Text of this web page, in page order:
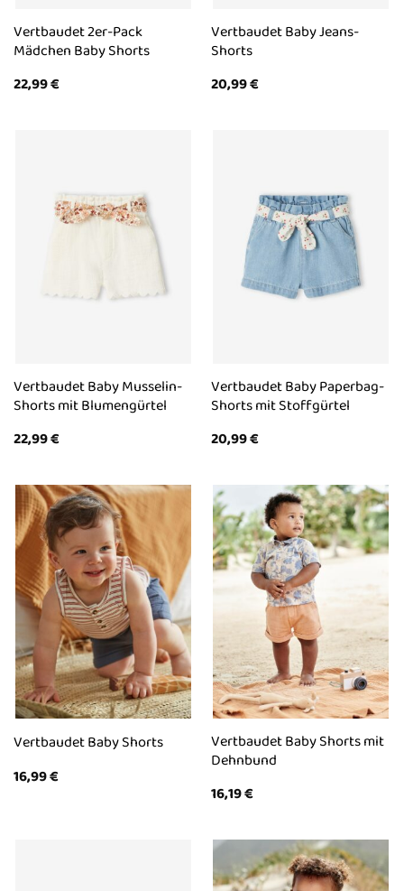
Vertbaudet 2er-Pack
Mädchen Baby Shorts
22,99€
Vertbaudet Baby Jeans-
Shorts
20,99€
Vertbaudet Baby Musselin-
Shorts mit Blumengürtel
22,99€
Vertbaudet Baby Paperbag-
Shorts mit Stoffgürtel
20,99€
Vertbaudet Baby Shorts
16,99€
Vertbaudet Baby Shorts mit
Dehnbund
16,19€